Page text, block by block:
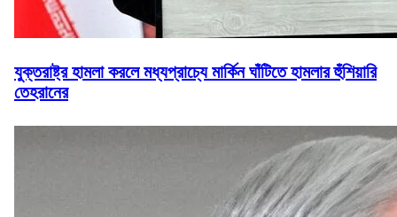
যুক্তরাষ্ট্র হামলা করলে মধ্যপ্রাচ্যে মার্কিন ঘাঁটিতে হামলার হুঁশিয়ারি
তেহরানের